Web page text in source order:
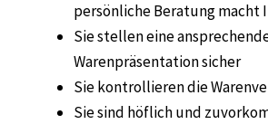
persönliche Beratung macht
Sie stellen eine
Warenpräsentation sicher
Sie kontrollieren die
Sie sind höflich und